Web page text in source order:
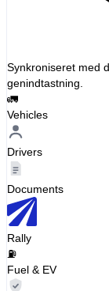
Synkroniseret med
genindtastning.
🚛
Vehicles
Drivers
Documents
Rally
⛽
Fuel & EV